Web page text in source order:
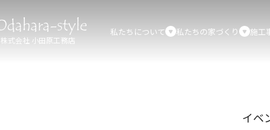
株式会社 小田原工務店
私たちについて 私たちの家づくり 施工
イベ